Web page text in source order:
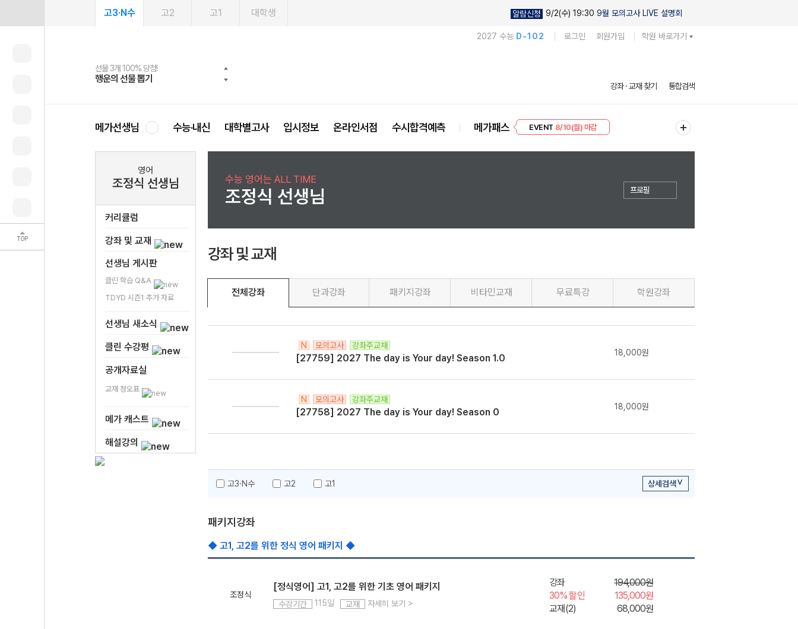
TOP
고3·N수 고2 고1 대학생 알람신청 9/2(수) 19:30 9월 모의고사 LIVE 설명회
2027 수능 D-102 로그인 회원가입 학원 바로가기
메가스터디
선물 3개 100% 당첨!
행운의 선물 뽑기
선물 100% 증정!
메가스터디 X 올리브
여름방학 스터디 캐시백
메가런 썸머스쿨
2027 러셀 단과
강사 공개선발
스마트러닝앱
설문 EVENT
메가패스
3일 무료 체험권
메가패스 수강생 무료혜택!
메가클럽 멤버십
사회공헌 캠페인
희망이룸 메가나눔
강좌 · 교재 찾기 통합검색
메가선생님 수능·내신 대학별고사 입시정보 온라인서점 수시합격예측 메가패스
EVENT 8/10(월) 마감
영어
조정식 선생님
커리큘럼
강좌 및 교재
선생님 게시판
클린 학습 Q&A
TDYD 시즌1 추가 자료
선생님 새소식
클린 수강평
공개자료실
교재 정오표
메가 캐스트
해설강의
수능 영어는 ALL TIME
조정식 선생님 프로필
강좌 및 교재
전체강좌 단과강좌 패키지강좌 비타민교재 무료특강 학원강좌
N 모의고사 강좌주교재
[27759] 2027 The day is Your day! Season 1.0 18,000원
N 모의고사 강좌주교재
[27758] 2027 The day is Your day! Season 0 18,000원
고3·N수 고2 고1 상세검색
패키지강좌
◆ 고1, 고2를 위한 정식 영어 패키지 ◆
조정식
[정식영어] 고1, 고2를 위한 기초 영어 패키지
수강기간 115일 교재 자세히 보기 >
강좌
194,000원
30% 할인
135,000원
교재(2)
68,000원